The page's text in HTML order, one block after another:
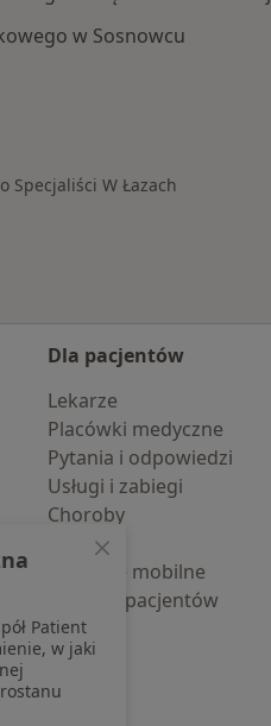
w Sosnowcu
Specjaliści W Łazach
Dla pacjentów
Lekarze
Placówki medyczne
Pytania i odpowiedzi
Usługi i zabiegi
Choroby
Pomoc
Aplikacje mobilne
Blog dla pacjentów
Patient
w jaki